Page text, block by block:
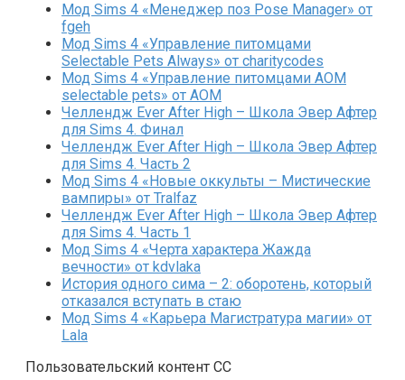
Мод Sims 4 «Менеджер поз Pose Manager» от
fgeh
Мод Sims 4 «Управление питомцами
Selectable Pets Always» от charitycodes
Мод Sims 4 «Управление питомцами AOM
selectable pets» от AOM
Челлендж Ever After High – Школа Эвер Афтер
для Sims 4. Финал
Челлендж Ever After High – Школа Эвер Афтер
для Sims 4. Часть 2
Мод Sims 4 «Новые оккульты – Мистические
вампиры» от Tralfaz
Челлендж Ever After High – Школа Эвер Афтер
для Sims 4. Часть 1
Мод Sims 4 «Черта характера Жажда
вечности» от kdvlaka
История одного сима – 2: оборотень, который
отказался вступать в стаю
Мод Sims 4 «Карьера Магистратура магии» от
Lala
Пользовательский контент СС